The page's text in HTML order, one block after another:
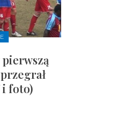
pierwszą
i foto)